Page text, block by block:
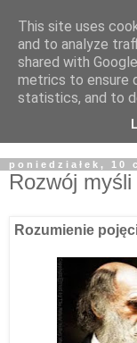
poniedziałek, 10
Rozwój
Rozumienie
This site uses
and to analyze
shared with
metrics to ensure
statistics, and to